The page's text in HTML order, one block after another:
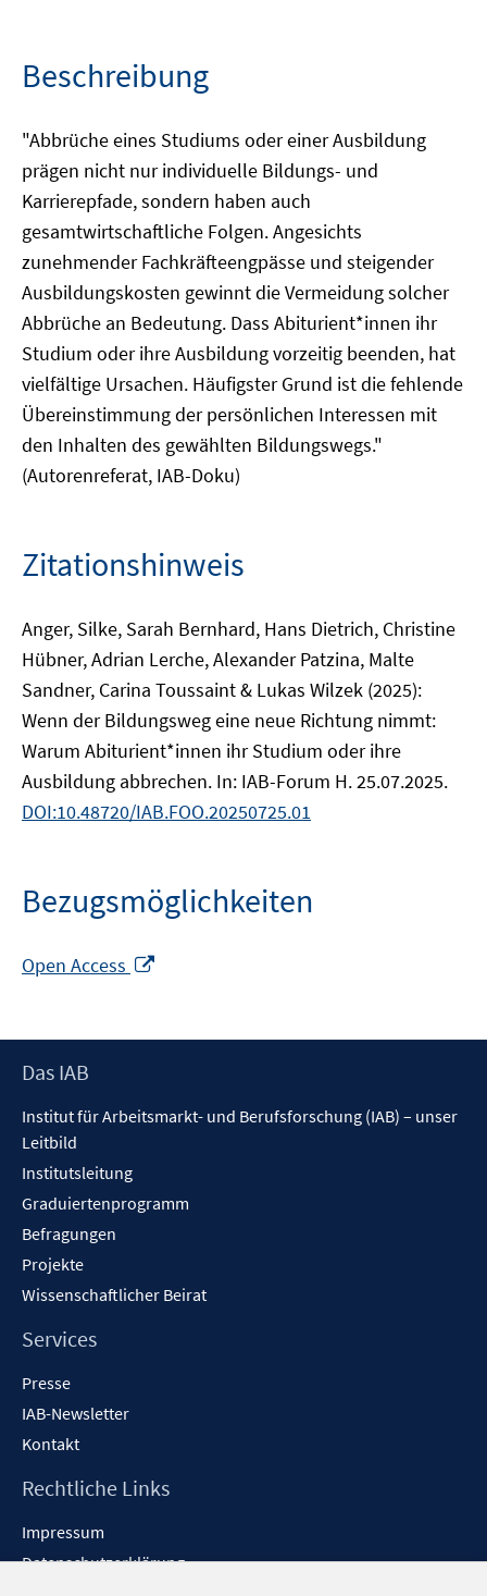
Beschreibung
"Abbrüche eines Studiums oder einer Ausbildung
prägen nicht nur individuelle Bildungs- und
Karrierepfade, sondern haben auch
gesamtwirtschaftliche Folgen. Angesichts
zunehmender Fachkräfteengpässe und steigender
Ausbildungskosten gewinnt die Vermeidung solcher
Abbrüche an Bedeutung. Dass Abiturient*innen ihr
Studium oder ihre Ausbildung vorzeitig beenden, hat
vielfältige Ursachen. Häufigster Grund ist die fehlende
Übereinstimmung der persönlichen Interessen mit
den Inhalten des gewählten Bildungswegs."
(Autorenreferat, IAB-Doku)
Zitationshinweis
Anger, Silke, Sarah Bernhard, Hans Dietrich, Christine
Hübner, Adrian Lerche, Alexander Patzina, Malte
Sandner, Carina Toussaint & Lukas Wilzek (2025):
Wenn der Bildungsweg eine neue Richtung nimmt:
Warum Abiturient*innen ihr Studium oder ihre
Ausbildung abbrechen. In: IAB-Forum H. 25.07.2025.
DOI:10.48720/IAB.FOO.20250725.01
Bezugsmöglichkeiten
Open Access
öffnen
Footer
Das IAB
Institut für Arbeitsmarkt- und Berufsforschung (IAB) – unser
Leitbild
Institutsleitung
Graduiertenprogramm
Befragungen
Projekte
Wissenschaftlicher Beirat
Services
Presse
IAB-Newsletter
Kontakt
Rechtliche Links
Impressum
Datenschutzerklärung